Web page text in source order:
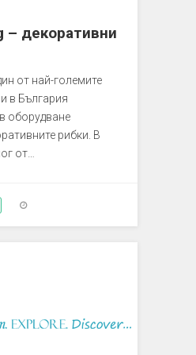
– декоративни
от най-големите
в България
оборудване
рибки. В
от…